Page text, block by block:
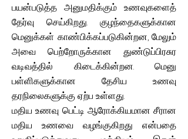
பயன்படுத்த அனுமதிக்கும் உணவுகளைத்
தேர்வு செய்கிறது. குழந்தைகளுக்கான
மெனுக்கள் காண்பிக்கப்படுகின்றன, மேலும்
அவை பெற்றோருக்கான துண்டுப்பிரசுர
வடிவத்தில் கிடைக்கின்றன. மெனு
பள்ளிகளுக்கான தேசிய உணவு
தரநிலைகளுக்கு ஏற்ப உள்ளது.
மதிய உணவு பெட்டி ஆரோக்கியமான சீரான
மதிய உணவை வழங்குகிறது என்பதை